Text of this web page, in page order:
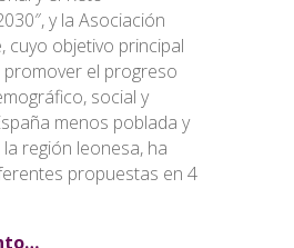
y la Asociación
cuyo objetivo principal
el progreso
social y
menos poblada y
región leonesa, ha
propuestas en 4